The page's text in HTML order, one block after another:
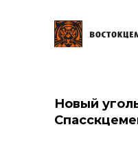
Объекты
Закупки
Новый